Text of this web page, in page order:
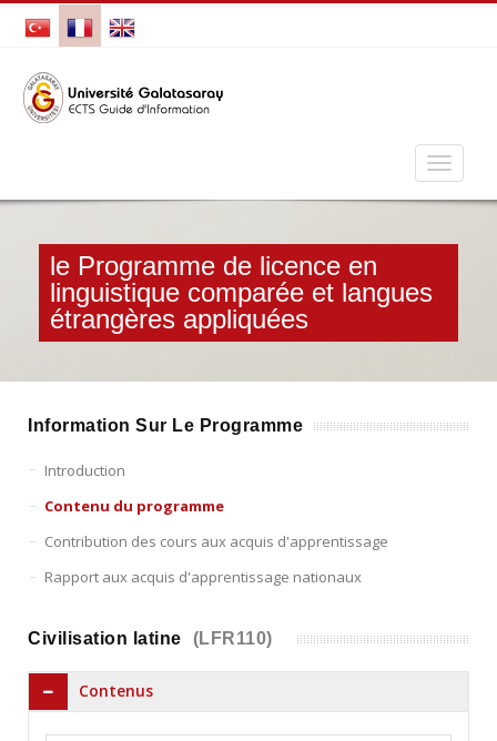
le Programme de licence en
linguistique comparée et langues
étrangères appliquées
Information Sur Le Programme
Introduction
Contenu du programme
Contribution des cours aux acquis d'apprentissage
Rapport aux acquis d'apprentissage nationaux
Civilisation latine (LFR110)
Contenus